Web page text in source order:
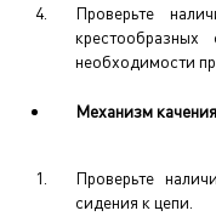
Проверьте
необходимости
Механизм
Проверьте
сидения к цепи.